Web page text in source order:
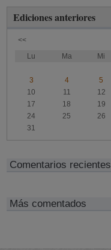
Ediciones anteriores
<<
Lu Ma Mi
3
4 5
10
11 12
17
18 19
24
25 26
31
Comentarios recientes
Más comentados